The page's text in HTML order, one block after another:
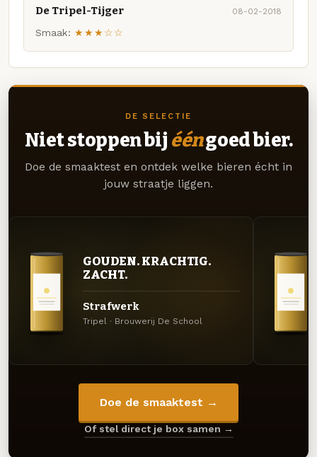
De Tripel-Tijger 08-02-2018
Smaak: ★★★☆☆
DE SELECTIE
Niet stoppen bij ééngoed bier.
Doe de smaaktest en ontdek welke bieren écht in
jouw straatje liggen.
GOUDEN. KRACHTIG.
ZACHT.
Strafwerk
Tripel · Brouwerij De School
Doe de smaaktest →
Of stel direct je box samen →